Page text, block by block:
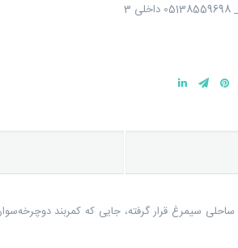
سیمرغ قرار گرفته، جایی که کمربند